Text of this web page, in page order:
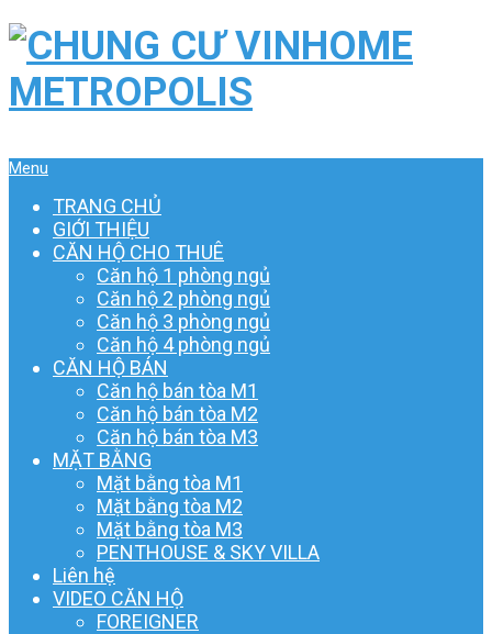
Menu
TRANG CHỦ
GIỚI THIỆU
CĂN HỘ CHO THUÊ
Căn hộ 1 phòng ngủ
Căn hộ 2 phòng ngủ
Căn hộ 3 phòng ngủ
Căn hộ 4 phòng ngủ
CĂN HỘ BÁN
Căn hộ bán tòa M1
Căn hộ bán tòa M2
Căn hộ bán tòa M3
MẶT BẰNG
Mặt bằng tòa M1
Mặt bằng tòa M2
Mặt bằng tòa M3
PENTHOUSE & SKY VILLA
Liên hệ
VIDEO CĂN HỘ
FOREIGNER